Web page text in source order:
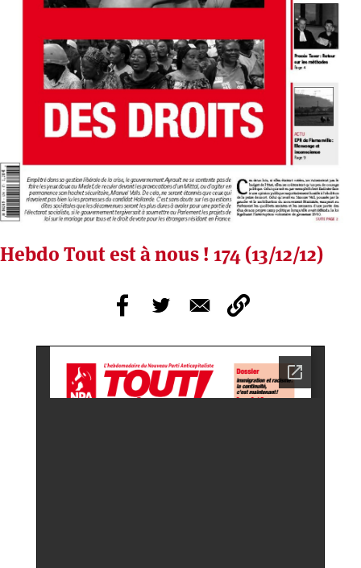
Hebdo Tout est à nous ! 174 (13/12/12)